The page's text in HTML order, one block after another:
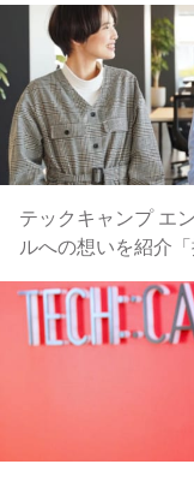
テックキャンプ エ
ルへの想いを紹介